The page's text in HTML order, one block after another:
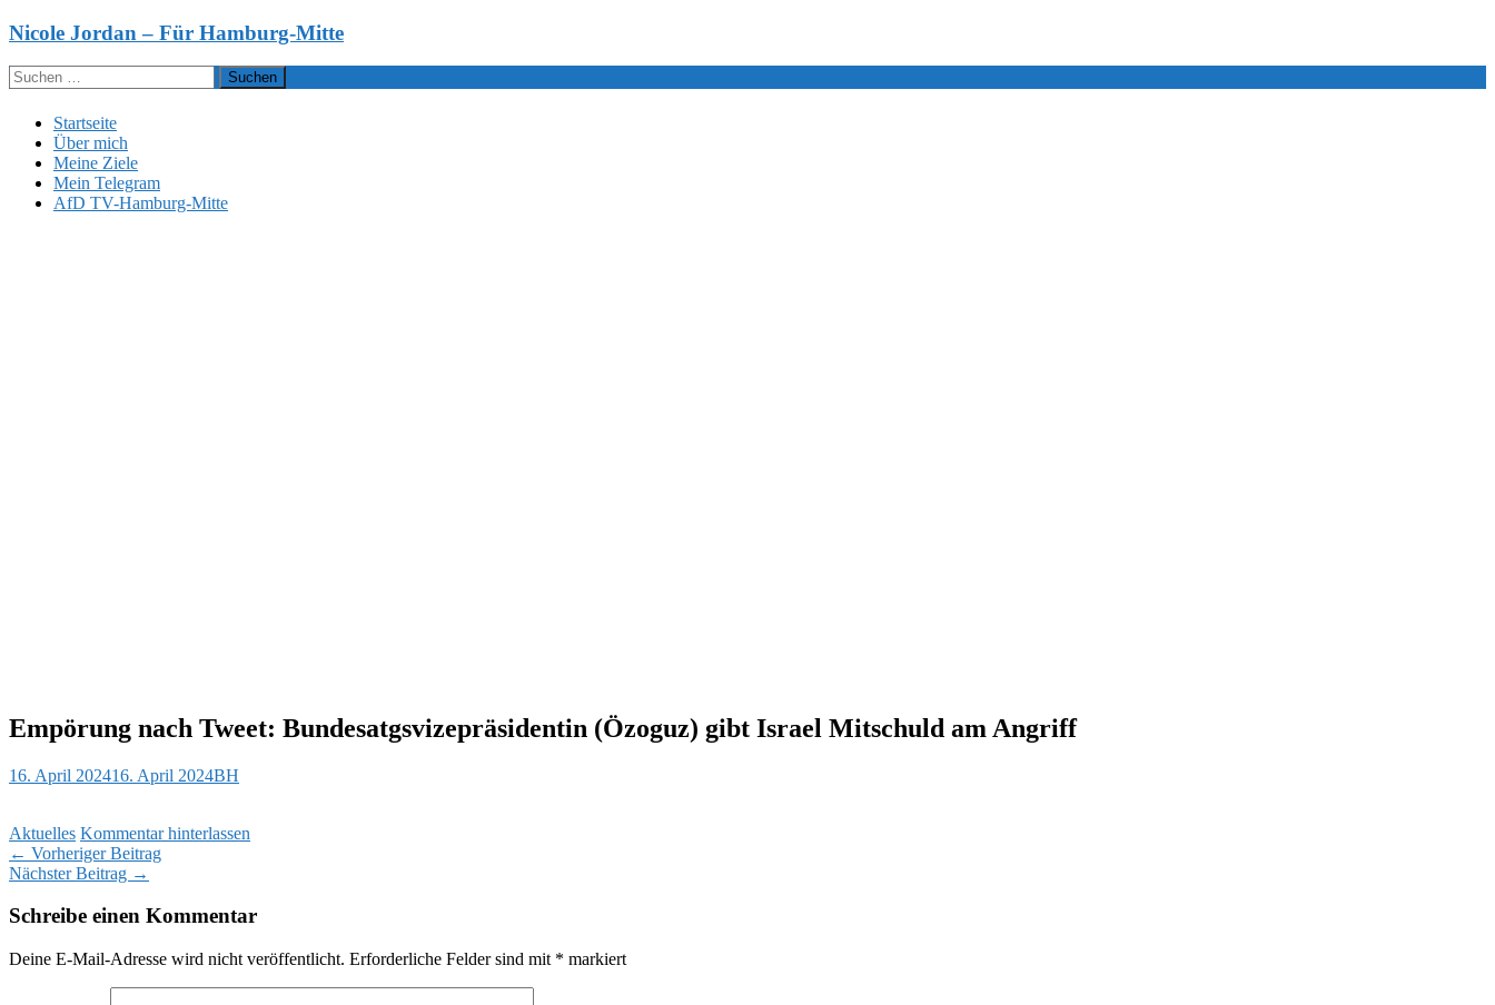
Zum
springen
Nicole Jordan – Für Hamburg-Mitte
Suchen
nach:
Startseite
Über mich
Meine Ziele
Mein Telegram
AfD TV-Hamburg-Mitte
Empörung nach Tweet: Bundesatgsvizepräsidentin (Özoguz) gibt Israel Mitschuld am Angriff
16. April 202416. April 2024BH
Aktuelles Kommentar hinterlassen
Beitragsnavigation
← Vorheriger Beitrag
Nächster Beitrag →
Schreibe einen Kommentar
Deine E-Mail-Adresse wird nicht veröffentlicht. Erforderliche Felder sind mit * markiert